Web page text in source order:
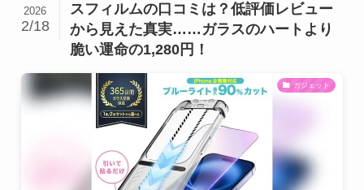
スフィルムの口コミは？低評価レビュー
から見えた真実……ガラスのハートより
脆い運命の1,280円！
2026
2/18
ガジェット